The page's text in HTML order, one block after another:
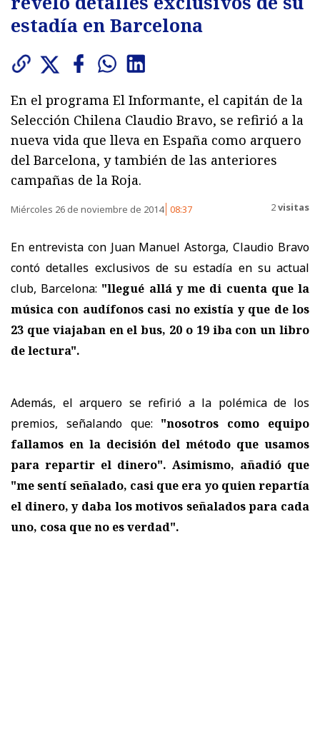
estadía en Barcelona
En el programa El Informante, el capitán de la
Selección Chilena Claudio Bravo, se refirió a la
nueva vida que lleva en España como arquero
del Barcelona, y también de las anteriores
campañas de la Roja.
Miércoles 26 de noviembre de 2014 08:37 2visitas
En entrevista con Juan Manuel Astorga, Claudio Bravo
contó detalles exclusivos de su estadía en su actual
club, Barcelona: "llegué allá y me di cuenta que la
música con audífonos casi no existía y que de los
23 que viajaban en el bus, 20 o 19 iba con un libro
de lectura".
Además, el arquero se refirió a la polémica de los
premios, señalando que: "nosotros como equipo
fallamos en la decisión del método que usamos
para repartir el dinero". Asimismo, añadió que
"me sentí señalado, casi que era yo quien repartía
el dinero, y daba los motivos señalados para cada
uno, cosa que no es verdad".